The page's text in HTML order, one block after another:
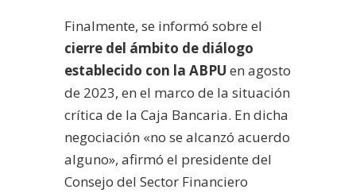
Finalmente, se informó sobre el
cierre del ámbito de diálogo
establecido con la ABPU en agosto
de 2023, en el marco de la situación
crítica de la Caja Bancaria. En dicha
negociación «no se alcanzó acuerdo
alguno», afirmó el presidente del
Consejo del Sector Financiero